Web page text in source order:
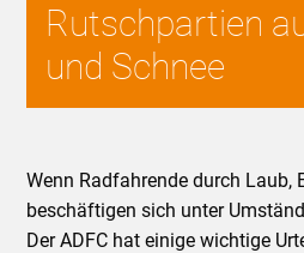
Rutschpartien
und Schnee
Wenn Radfahrende durch Laub,
beschäftigen sich unter
Der ADFC hat einige wichtige